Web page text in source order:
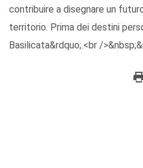
contribuire a disegnare un
territorio. Prima dei destini
Basilicata&rdquo;.<br /